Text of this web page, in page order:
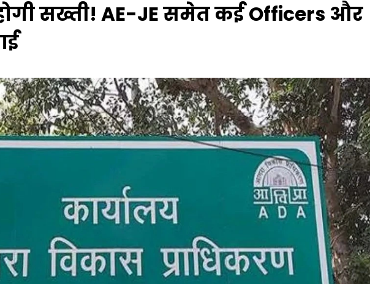
सख्ती! AE-JE समेत कई Officers और